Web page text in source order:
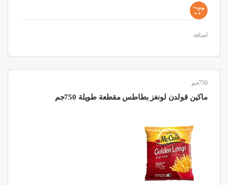
+
اضافة
750جم
ماكين قولدن لونغز بطاطس مقطعة طويلة 750جم